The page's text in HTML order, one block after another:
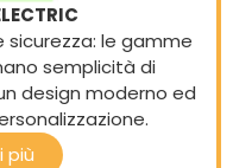
le gamme
semplicità di
design moderno ed
più